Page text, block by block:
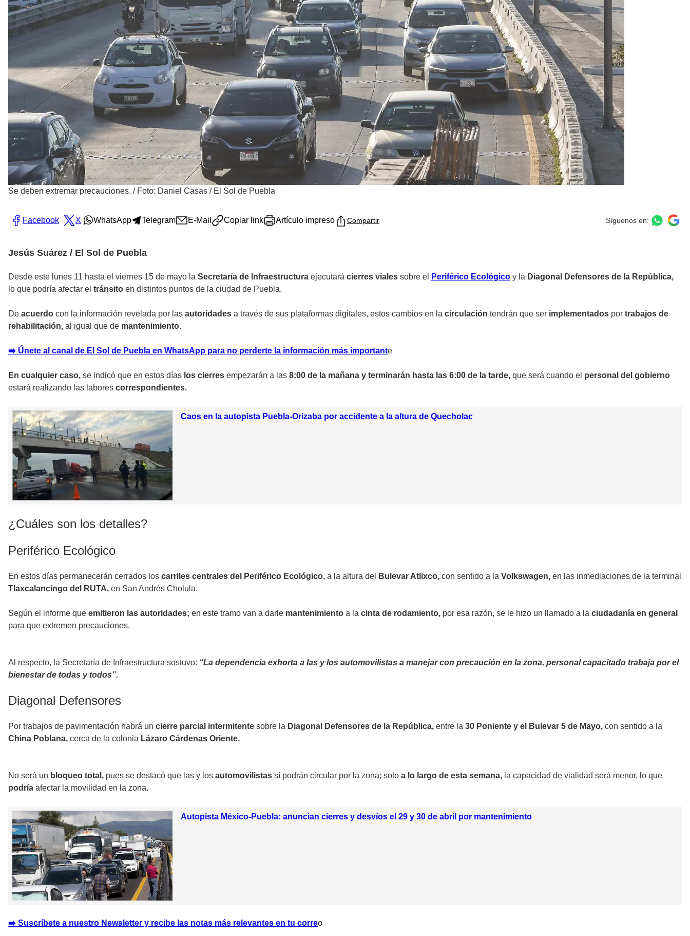
Se deben extremar precauciones. / Foto: Daniel Casas / El Sol de Puebla
Facebook X WhatsApp Telegram E-Mail Copiar link Artículo impreso Compartir Síguenos en:
Jesús Suárez / El Sol de Puebla
Desde este lunes 11 hasta el viernes 15 de mayo la Secretaría de Infraestructura ejecutará cierres viales sobre el Periférico Ecológico y la Diagonal Defensores de la República,
lo que podría afectar el tránsito en distintos puntos de la ciudad de Puebla.
De acuerdo con la información revelada por las autoridades a través de sus plataformas digitales, estos cambios en la circulación tendrán que ser implementados por trabajos de
rehabilitación, al igual que de mantenimiento.
➡️ Únete al canal de El Sol de Puebla en WhatsApp para no perderte la información más importante
En cualquier caso, se indicó que en estos días los cierres empezarán a las 8:00 de la mañana y terminarán hasta las 6:00 de la tarde, que será cuando el personal del gobierno
estará realizando las labores correspondientes.
Caos en la autopista Puebla-Orizaba por accidente a la altura de Quecholac
¿Cuáles son los detalles?
Periférico Ecológico
En estos días permanecerán cerrados los carriles centrales del Periférico Ecológico, a la altura del Bulevar Atlixco, con sentido a la Volkswagen, en las inmediaciones de la terminal
Tlaxcalancingo del RUTA, en San Andrés Cholula.
Según el informe que emitieron las autoridades; en este tramo van a darle mantenimiento a la cinta de rodamiento, por esa razón, se le hizo un llamado a la ciudadanía en general
para que extremen precauciones.
Al respecto, la Secretaría de Infraestructura sostuvo: “La dependencia exhorta a las y los automovilistas a manejar con precaución en la zona, personal capacitado trabaja por el
bienestar de todas y todos”.
Diagonal Defensores
Por trabajos de pavimentación habrá un cierre parcial intermitente sobre la Diagonal Defensores de la República, entre la 30 Poniente y el Bulevar 5 de Mayo, con sentido a la
China Poblana, cerca de la colonia Lázaro Cárdenas Oriente.
No será un bloqueo total, pues se destacó que las y los automovilistas sí podrán circular por la zona; solo a lo largo de esta semana, la capacidad de vialidad será menor, lo que
podría afectar la movilidad en la zona.
Autopista México-Puebla: anuncian cierres y desvíos el 29 y 30 de abril por mantenimiento
➡️ Suscríbete a nuestro Newsletter y recibe las notas más relevantes en tu correo